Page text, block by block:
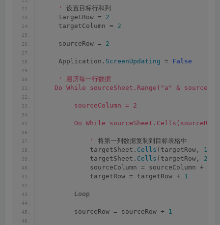
    '
设置目标行和列
    targetRow =
2
    targetColumn =
2
    sourceRow =
2
    Application.
ScreenUpdating = False
' 遍历每一行数据
Do While sourceSheet.Range("a" &
        sourceColumn = 2
Do While
            '
将第一列数据复制到目标表格中
            targetSheet.
Cells ( targetRow, 1
            targetSheet.
Cells ( targetRow, 2
            sourceColumn = sourceColumn +
            targetRow = targetRow +
1
        Loop
        sourceRow = sourceRow +
1